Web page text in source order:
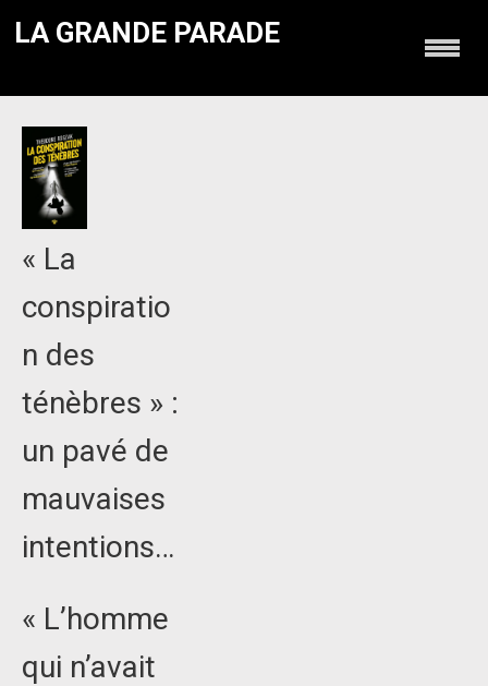
LA GRANDE PARADE
« La
conspiratio
n des
ténèbres » :
un pavé de
mauvaises
intentions…
« L’homme
qui n’avait